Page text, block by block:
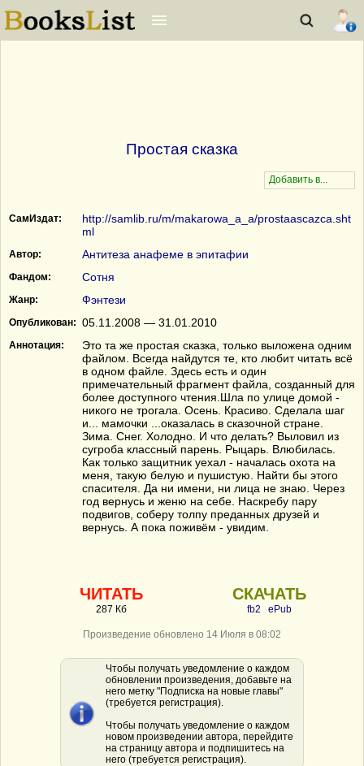
Простая сказка
СамИздат:
http://samlib.ru/m/makarowa_a_a/prostaascazca.sht
ml
Автор: Антитеза анафеме в эпитафии
Фандом: Сотня
Жанр: Фэнтези
Опубликован: 05.11.2008 — 31.01.2010
Аннотация:
Это та же простая сказка, только выложена одним
файлом. Всегда найдутся те, кто любит читать всё
в одном файле. Здесь есть и один
примечательный фрагмент файла, созданный для
более доступного чтения.Шла по улице домой -
никого не трогала. Осень. Красиво. Сделала шаг
и... мамочки ...оказалась в сказочной стране.
Зима. Снег. Холодно. И что делать? Выловил из
сугроба классный парень. Рыцарь. Влюбилась.
Как только защитник уехал - началась охота на
меня, такую белую и пушистую. Найти бы этого
спасителя. Да ни имени, ни лица не знаю. Через
год вернусь и женю на себе. Наскребу пару
подвигов, соберу толпу преданных друзей и
вернусь. А пока поживём - увидим.
ЧИТАТЬ
287 Кб
СКАЧАТЬ
fb2 ePub
Произведение обновлено 14 Июля в 08:02
Чтобы получать уведомление о каждом
обновлении произведения, добавьте на
него метку "Подписка на новые главы"
(требуется регистрация).
Чтобы получать уведомление о каждом
новом произведении автора, перейдите
на страницу автора и подпишитесь на
него (требуется регистрация).